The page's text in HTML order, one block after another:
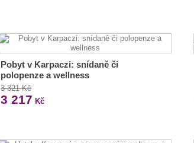
Pobyt v Karpaczi: snídaně či
polopenze a wellness
3 321 Kč
3 217 Kč